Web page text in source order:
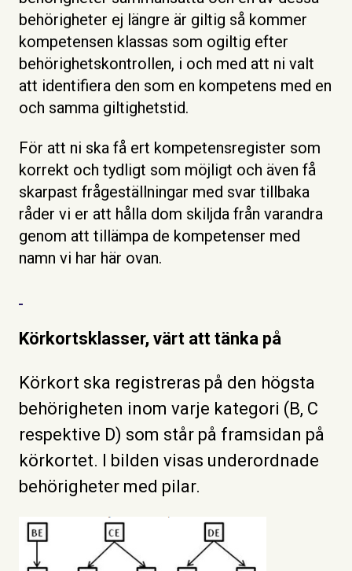
behörigheter ej längre är giltig så kommer
kompetensen klassas som ogiltig efter
behörighetskontrollen, i och med att ni valt
att identifiera den som en kompetens med en
och samma giltighetstid.
För att ni ska få ert kompetensregister som
korrekt och tydligt som möjligt och även få
skarpast frågeställningar med svar tillbaka
råder vi er att hålla dom skiljda från varandra
genom att tillämpa de kompetenser med
namn vi har här ovan.
Körkortsklasser, värt att tänka på
Körkort ska registreras på den högsta
behörigheten inom varje kategori (B, C
respektive D) som står på framsidan på
körkortet. I bilden visas underordnade
behörigheter med pilar.